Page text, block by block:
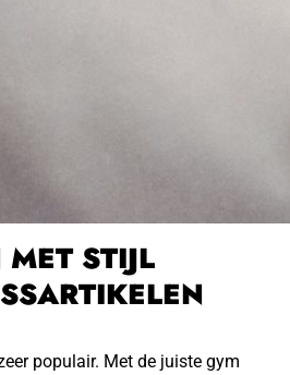
STIJL
populair. Met de juiste gym